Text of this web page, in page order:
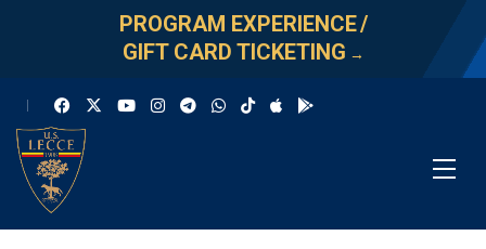
PROGRAM EXPERIENCE/
GIFT CARD TICKETING →